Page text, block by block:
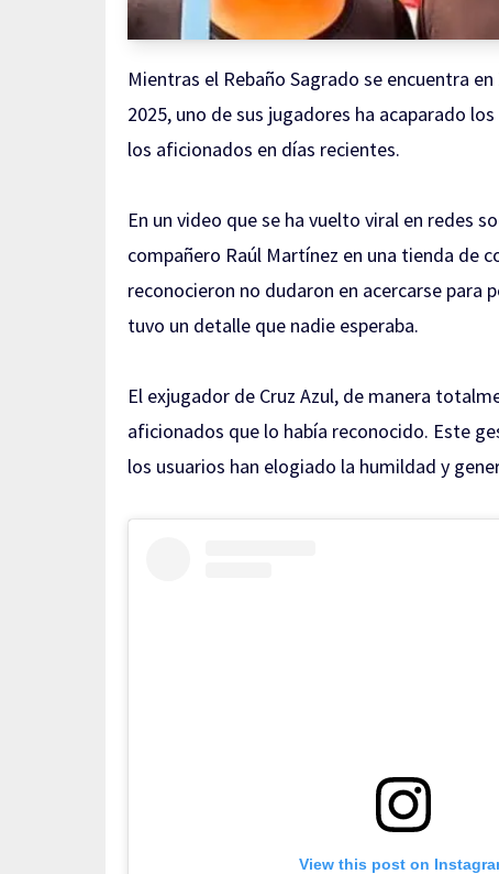
Mientras el Rebaño Sagrado se encuentra
2025, uno de sus jugadores ha acaparado
los aficionados en días recientes.
En un video que se ha vuelto viral en redes
compañero Raúl Martínez en una tienda de
reconocieron no dudaron en acercarse para
tuvo un detalle que nadie esperaba.
El exjugador de Cruz Azul, de manera
aficionados que lo había reconocido. Este
los usuarios han elogiado la humildad y
View this post on